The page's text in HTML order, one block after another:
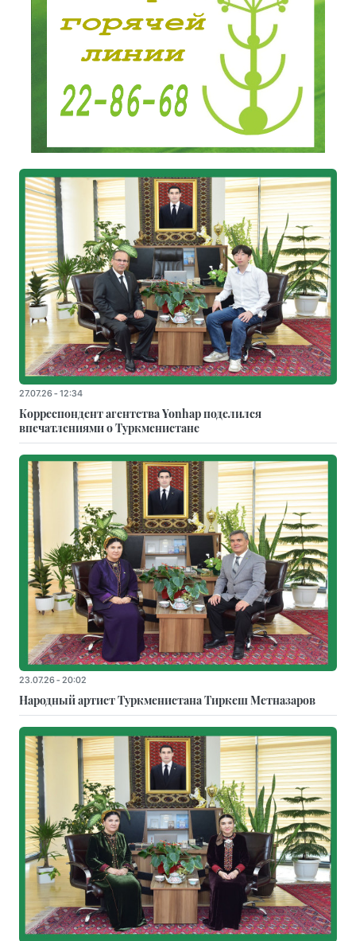
27.07.26 - 12:34
Корреспондент агентства Yonhap поделился
впечатлениями о Туркменистане
23.07.26 - 20:02
Народный артист Туркменистана Тиркеш Мeтназаров